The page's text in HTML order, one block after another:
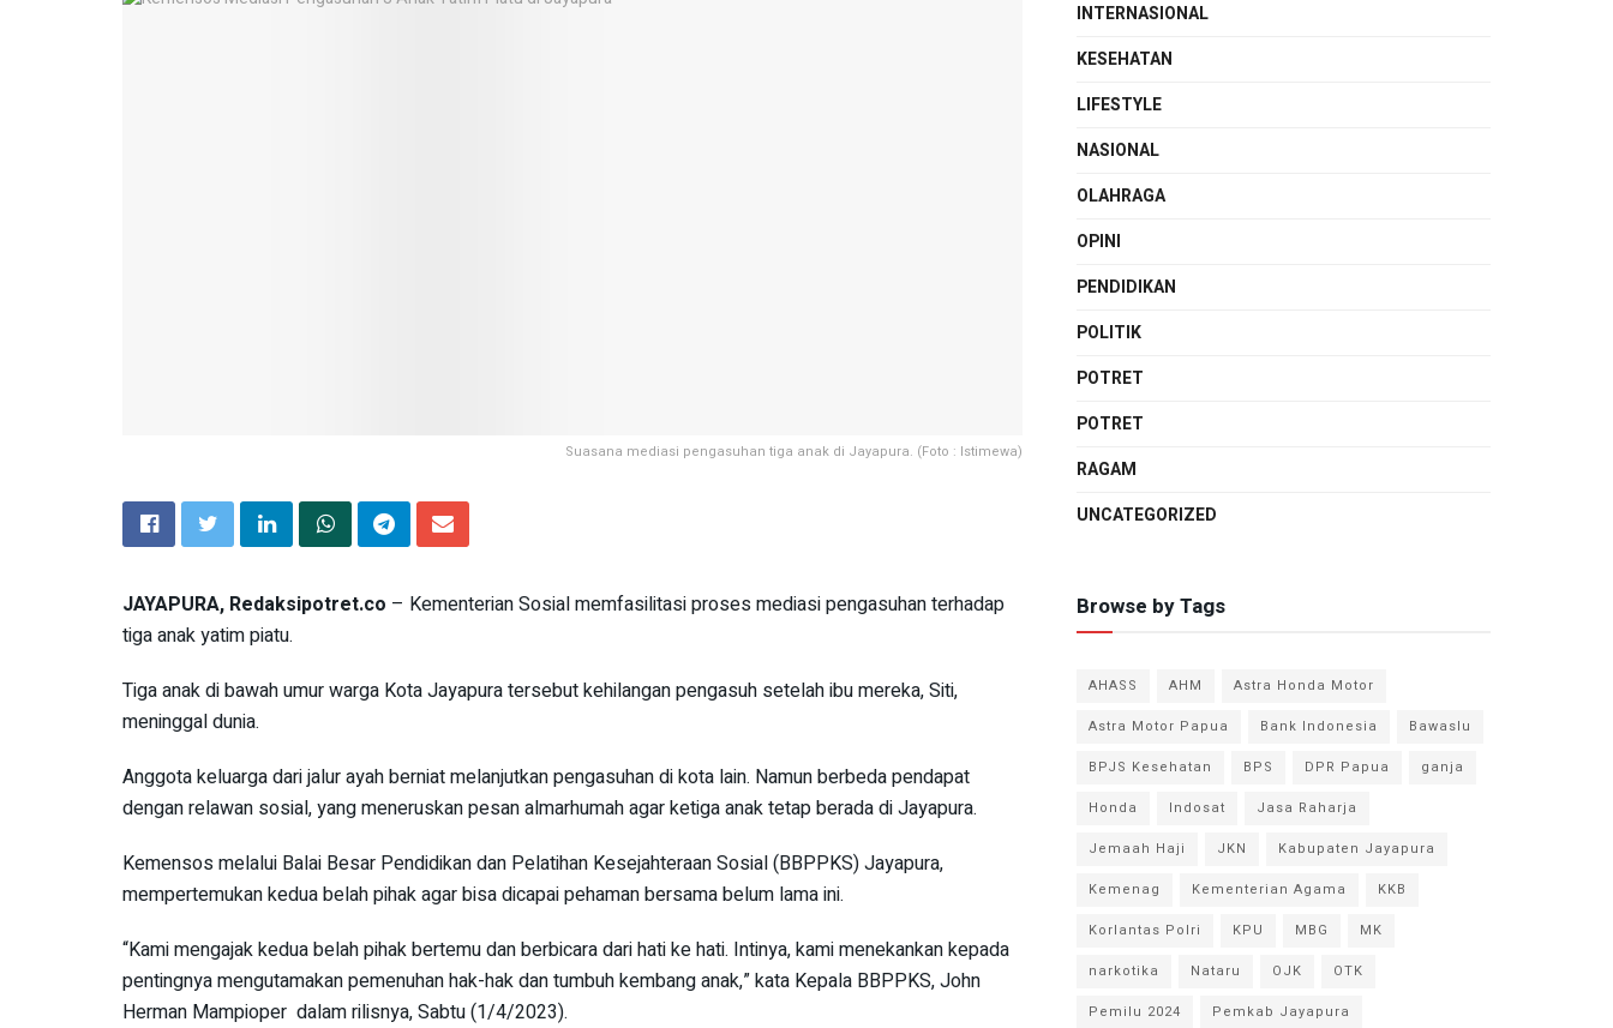
Suasana mediasi pengasuhan tiga anak di Jayapura. (Foto : Istimewa)
JAYAPURA, Redaksipotret.co – Kementerian Sosial memfasilitasi proses mediasi pengasuhan terhadap
tiga anak yatim piatu.
Tiga anak di bawah umur warga Kota Jayapura tersebut kehilangan pengasuh setelah ibu mereka, Siti,
meninggal dunia.
Anggota keluarga dari jalur ayah berniat melanjutkan pengasuhan di kota lain. Namun berbeda pendapat
dengan relawan sosial, yang meneruskan pesan almarhumah agar ketiga anak tetap berada di Jayapura.
Kemensos melalui Balai Besar Pendidikan dan Pelatihan Kesejahteraan Sosial (BBPPKS) Jayapura,
mempertemukan kedua belah pihak agar bisa dicapai pehaman bersama belum lama ini.
“Kami mengajak kedua belah pihak bertemu dan berbicara dari hati ke hati. Intinya, kami menekankan kepada
pentingnya mengutamakan pemenuhan hak-hak dan tumbuh kembang anak,” kata Kepala BBPPKS, John
Herman Mampioper dalam rilisnya, Sabtu (1/4/2023).
INTERNASIONAL
KESEHATAN
LIFESTYLE
NASIONAL
OLAHRAGA
OPINI
PENDIDIKAN
POLITIK
POTRET
POTRET
RAGAM
UNCATEGORIZED
Browse by Tags
AHASS AHM
Astra Honda Motor
Astra Motor Papua
Bank Indonesia
Bawaslu
BPJS Kesehatan
BPS DPR Papua
ganja
Honda
Indosat
Jasa Raharja
Jemaah Haji
JKN
Kabupaten Jayapura
Kemenag
Kementerian Agama
KKB
Korlantas Polri
KPU MBG
MK
narkotika
Nataru OJK
OTK
Pemilu 2024
Pemkab Jayapura